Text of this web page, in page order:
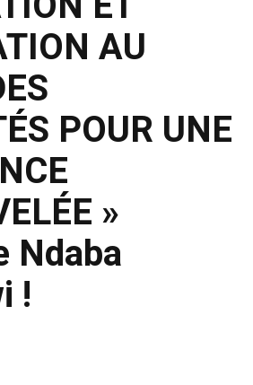
AU
POUR UNE
»
Ndaba
!